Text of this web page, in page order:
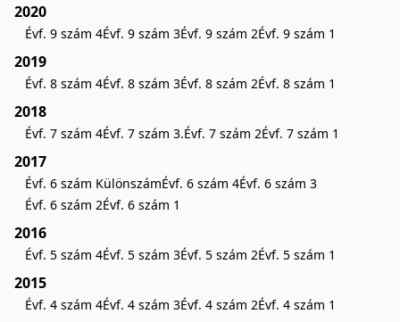
2020
Évf. 9 szám 4Évf. 9 szám 3Évf. 9 szám 2Évf. 9 szám 1
2019
Évf. 8 szám 4Évf. 8 szám 3Évf. 8 szám 2Évf. 8 szám 1
2018
Évf. 7 szám 4Évf. 7 szám 3.Évf. 7 szám 2Évf. 7 szám 1
2017
Évf. 6 szám KülönszámÉvf. 6 szám 4Évf. 6 szám 3
Évf. 6 szám 2Évf. 6 szám 1
2016
Évf. 5 szám 4Évf. 5 szám 3Évf. 5 szám 2Évf. 5 szám 1
2015
Évf. 4 szám 4Évf. 4 szám 3Évf. 4 szám 2Évf. 4 szám 1